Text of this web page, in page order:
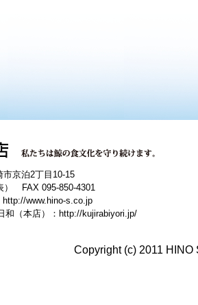
京泊2丁目10-15
） FAX 095-850-4301
http://www.hino-s.co.jp
和（本店）： http://kujirabiyori.jp/
Copyright (c) 2011